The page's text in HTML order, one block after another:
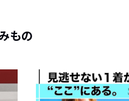
もの